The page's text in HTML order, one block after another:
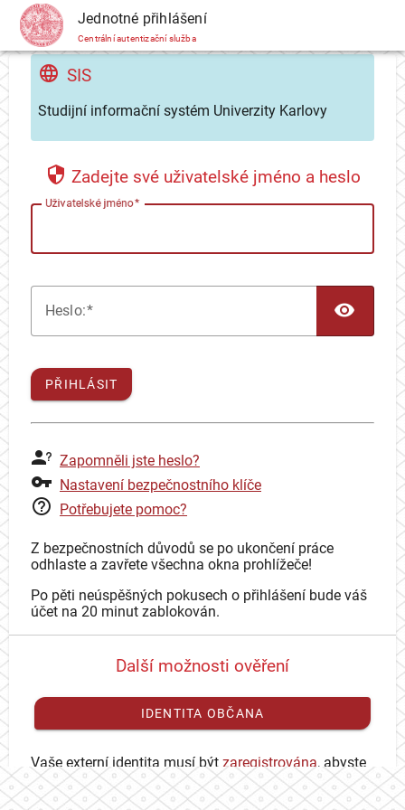
CAS Jednotné přihlášení
Centrální autentizační služba
SIS
Studijní informační systém Univerzity Karlovy
Zadejte své uživatelské jméno a heslo
Uživatelské jméno
Heslo:
PŘIHLÁSIT
Zapomněli jste heslo?
Nastavení bezpečnostního klíče
Potřebujete pomoc?
Z bezpečnostních důvodů se po ukončení práce
odhlaste a zavřete všechna okna prohlížeče!
Po pěti neúspěšných pokusech o přihlášení bude váš
účet na 20 minut zablokován.
Další možnosti ověření
IDENTITA OBČANA
Vaše externí identita musí být zaregistrována, abyste
se mohli přihlásit ke svému CAS účtu.